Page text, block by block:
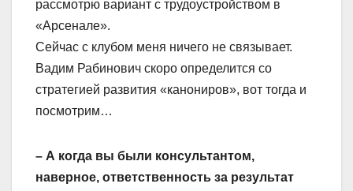
рассмотрю вариант с трудоустройством в
«Арсенале».
Сейчас с клубом меня ничего не связывает.
Вадим Рабинович скоро определится со
стратегией развития «канониров», вот тогда и
посмотрим…
– А когда вы были консультантом,
наверное, ответственность за результат